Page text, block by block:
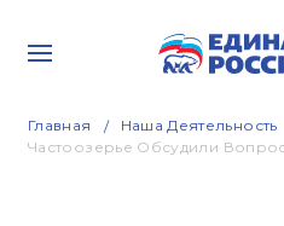
Главная Наша Деятельность
Частоозерье Обсудили